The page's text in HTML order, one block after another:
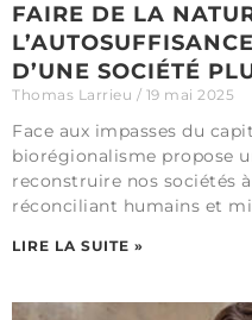
FAIRE DE LA
D’UNE SOCIÉTÉ
Thomas Larrieu 19 mai 2025
Face aux impasses du
biorégionalisme propose
reconstruire nos sociétés
réconciliant humains et
LIRE LA SUITE »